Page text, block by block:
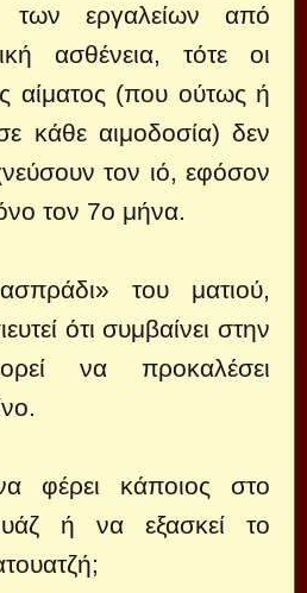
των εργαλείων από
ασθένεια, τότε οι
αίματος (που ούτως ή
κάθε αιμοδοσία) δεν
τον ιό, εφόσον
τον 7ο μήνα.
του ματιού,
ότι συμβαίνει στην
να προκαλέσει
φέρει κάποιος στο
ή να εξασκεί το